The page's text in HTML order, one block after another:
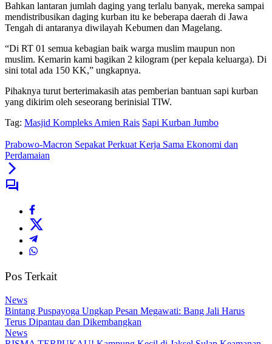
Bahkan lantaran jumlah daging yang terlalu banyak, mereka sampai
mendistribusikan daging kurban itu ke beberapa daerah di Jawa
Tengah di antaranya diwilayah Kebumen dan Magelang.
“Di RT 01 semua kebagian baik warga muslim maupun non
muslim. Kemarin kami bagikan 2 kilogram (per kepala keluarga). Di
sini total ada 150 KK,” ungkapnya.
Pihaknya turut berterimakasih atas pemberian bantuan sapi kurban
yang dikirim oleh seseorang berinisial TIW.
Tag: Masjid Kompleks Amien Rais Sapi Kurban Jumbo
Prabowo-Macron Sepakat Perkuat Kerja Sama Ekonomi dan
Perdamaian
Pos Terkait
News
Bintang Puspayoga Ungkap Pesan Megawati: Bang Jali Harus
Terus Dipantau dan Dikembangkan
News